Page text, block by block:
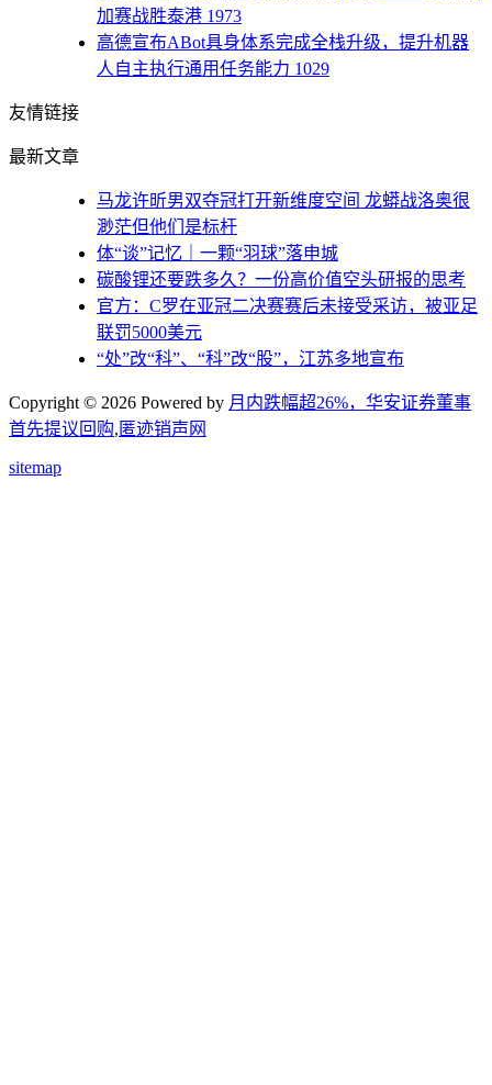
加赛战胜泰港 1973
高德宣布ABot具身体系完成全栈升级，提升机器
人自主执行通用任务能力 1029
友情链接
最新文章
马龙许昕男双夺冠打开新维度空间 龙蟒战洛奥很
渺茫但他们是标杆
体“谈”记忆｜一颗“羽球”落申城
碳酸锂还要跌多久？一份高价值空头研报的思考
官方：C罗在亚冠二决赛赛后未接受采访，被亚足
联罚5000美元
“处”改“科”、“科”改“股”，江苏多地宣布
Copyright © 2026 Powered by 月内跌幅超26%，华安证券董事
首先提议回购, 匿迹销声网
sitemap